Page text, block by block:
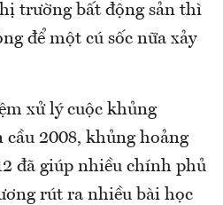
trường bất động sản thì
để một cú sốc nữa xảy
xử lý cuộc khủng
2008, khủng hoảng
đã giúp nhiều chính phủ
rút ra nhiều bài học